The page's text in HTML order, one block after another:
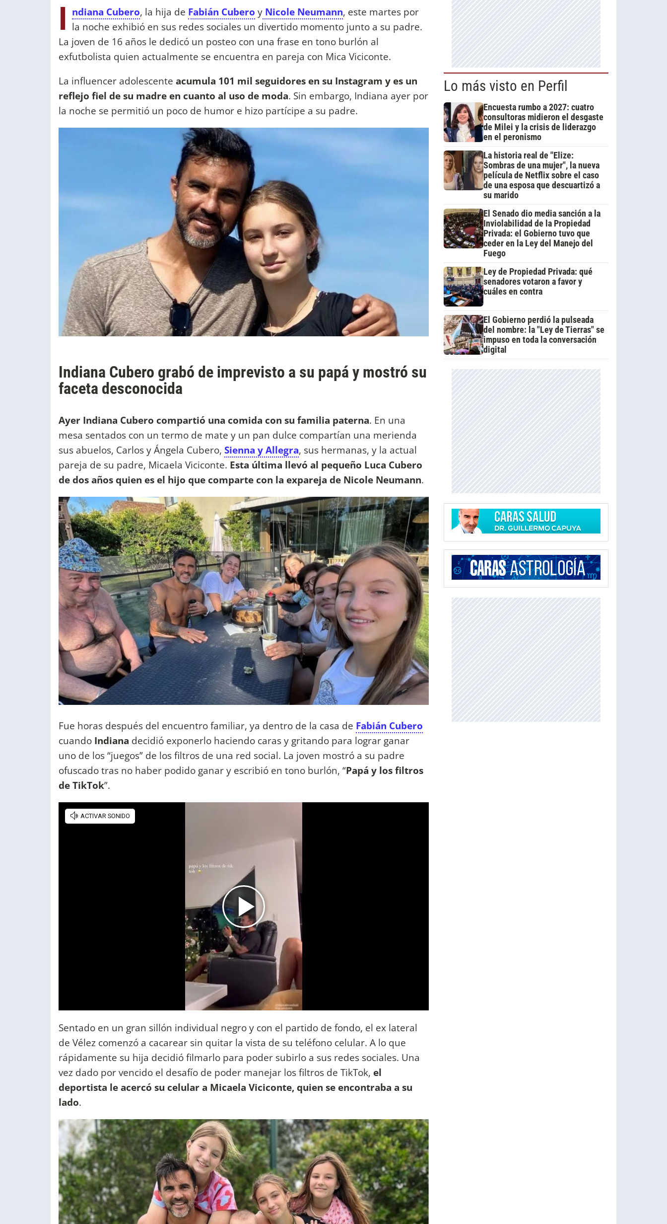
I ndiana Cubero, la hija de Fabián Cubero y Nicole Neumann, este martes por
la noche exhibió en sus redes sociales un divertido momento junto a su padre.
La joven de 16 años le dedicó un posteo con una frase en tono burlón al
exfutbolista quien actualmente se encuentra en pareja con Mica Viciconte.
La influencer adolescente acumula 101 mil seguidores en su Instagram y es un
reflejo fiel de su madre en cuanto al uso de moda. Sin embargo, Indiana ayer por
la noche se permitió un poco de humor e hizo partícipe a su padre.
Indiana Cubero grabó de imprevisto a su papá y mostró su
faceta desconocida
Ayer Indiana Cubero compartió una comida con su familia paterna. En una
mesa sentados con un termo de mate y un pan dulce compartían una merienda
sus abuelos, Carlos y Ángela Cubero, Sienna y Allegra, sus hermanas, y la actual
pareja de su padre, Micaela Viciconte. Esta última llevó al pequeño Luca Cubero
de dos años quien es el hijo que comparte con la expareja de Nicole Neumann.
Fue horas después del encuentro familiar, ya dentro de la casa de Fabián Cubero
cuando Indiana decidió exponerlo haciendo caras y gritando para lograr ganar
uno de los “juegos” de los filtros de una red social. La joven mostró a su padre
ofuscado tras no haber podido ganar y escribió en tono burlón, “Papá y los filtros
de TikTok”.
Sentado en un gran sillón individual negro y con el partido de fondo, el ex lateral
de Vélez comenzó a cacarear sin quitar la vista de su teléfono celular. A lo que
rápidamente su hija decidió filmarlo para poder subirlo a sus redes sociales. Una
vez dado por vencido el desafío de poder manejar los filtros de TikTok, el
deportista le acercó su celular a Micaela Viciconte, quien se encontraba a su
lado.
Lo más visto en Perfil
Encuesta rumbo a 2027: cuatro
consultoras midieron el desgaste
de Milei y la crisis de liderazgo
en el peronismo
La historia real de "Elize:
Sombras de una mujer", la nueva
película de Netflix sobre el caso
de una esposa que descuartizó a
su marido
El Senado dio media sanción a la
Inviolabilidad de la Propiedad
Privada: el Gobierno tuvo que
ceder en la Ley del Manejo del
Fuego
Ley de Propiedad Privada: qué
senadores votaron a favor y
cuáles en contra
El Gobierno perdió la pulseada
del nombre: la "Ley de Tierras" se
impuso en toda la conversación
digital